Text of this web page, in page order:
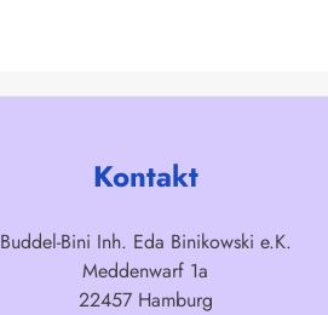
Kontakt
Buddel-Bini Inh. Eda Binikowski e.K.
Meddenwarf 1a
22457 Hamburg